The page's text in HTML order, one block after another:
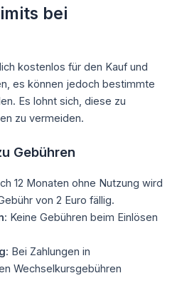
bei
kostenlos für den Kauf und
es können jedoch bestimmte
Es lohnt sich, diese zu
zu vermeiden.
Gebühren
12 Monaten ohne Nutzung wird
von 2 Euro fällig.
: Keine Gebühren beim Einlösen
: Bei Zahlungen in
Wechselkursgebühren